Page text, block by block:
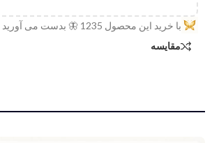
با خرید این محصول 1235 🦋 بدست می آورید
مقایسه